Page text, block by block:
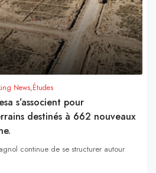
News,Études
s’associent pour
destinés à 662 nouveaux
continue de se structurer autour